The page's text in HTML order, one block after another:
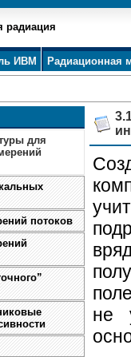
радиация
ИВМ Радиационная
для
потоков
не